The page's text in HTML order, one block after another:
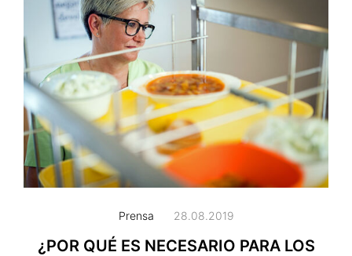
Prensa 28.08.2019
¿POR QUÉ ES NECESARIO PARA LOS